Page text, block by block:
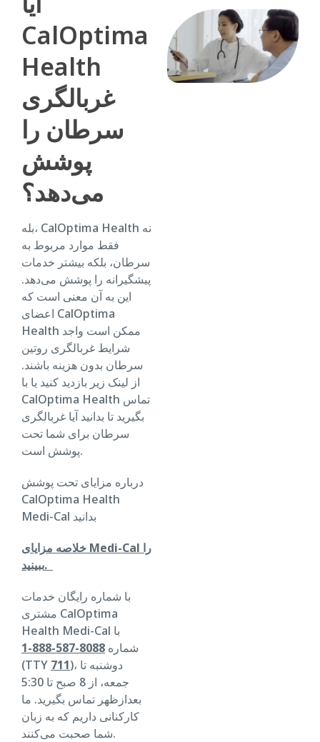
CalOptima
Health
غربالگری
سرطان را
پوشش
بله، CalOptima Health نه
فقط موارد مربوط به
سرطان، بلکه بیشتر خدمات
پیشگیرانه را پوشش می‌دهد.
این به آن معنی است که
اعضای CalOptima
Health ممکن است واجد
شرایط غربالگری روتین
سرطان بدون هزینه باشند.
از لینک زیر بازدید کنید یا با
CalOptima Health تماس
بگیرید تا بدانید آیا غربالگری
سرطان برای شما تحت
پوشش است.
درباره مزایای تحت پوشش
CalOptima Health
Medi-Cal بدانید
خلاصه مزایای Medi-Cal را
ببینید.
با شماره رایگان خدمات
مشتری CalOptima
Health Medi-Cal با
شماره 8088-587-888-1
(TTY 711)، دوشنبه تا
جمعه، از 8 صبح تا 5:30
بعدازظهر تماس بگیرید. ما
کارکنانی داریم که به زبان
شما صحبت می‌کنند.